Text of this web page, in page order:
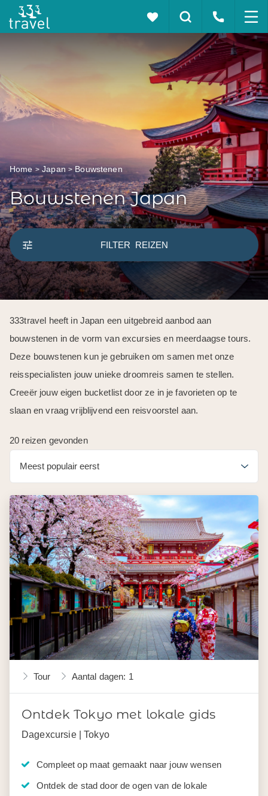
Home Japan Bouwstenen
Bouwstenen Japan
FILTER REIZEN
333travel heeft in Japan een uitgebreid aanbod aan
bouwstenen in de vorm van excursies en meerdaagse tours.
Deze bouwstenen kun je gebruiken om samen met onze
reisspecialisten jouw unieke droomreis samen te stellen.
Creeër jouw eigen bucketlist door ze in je favorieten op te
slaan en vraag vrijblijvend een reisvoorstel aan.
20 reizen gevonden
Tour Aantal dagen: 1
Ontdek Tokyo met lokale gids
Dagexcursie | Tokyo
Compleet op maat gemaakt naar jouw wensen
Ontdek de stad door de ogen van de lokale